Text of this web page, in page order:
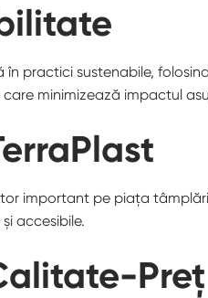
practici sustenabile,
minimizează impactul
important pe piața
accesibile.
Preț